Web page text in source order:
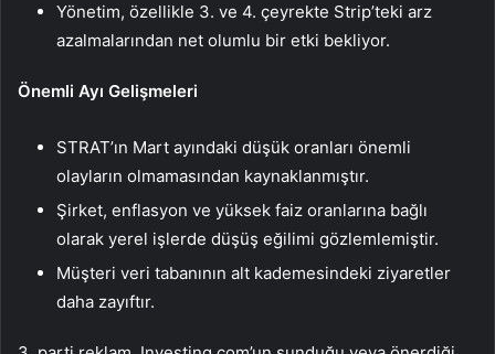
Yönetim, özellikle 3. ve 4. çeyrekte Strip’teki arz
azalmalarından net olumlu bir etki bekliyor.
Önemli Ayı Gelişmeleri
STRAT’ın Mart ayındaki düşük oranları önemli
olayların olmamasından kaynaklanmıştır.
Şirket, enflasyon ve yüksek faiz oranlarına bağlı
olarak yerel işlerde düşüş eğilimi gözlemlemiştir.
Müşteri veri tabanının alt kademesindeki ziyaretler
daha zayıftır.